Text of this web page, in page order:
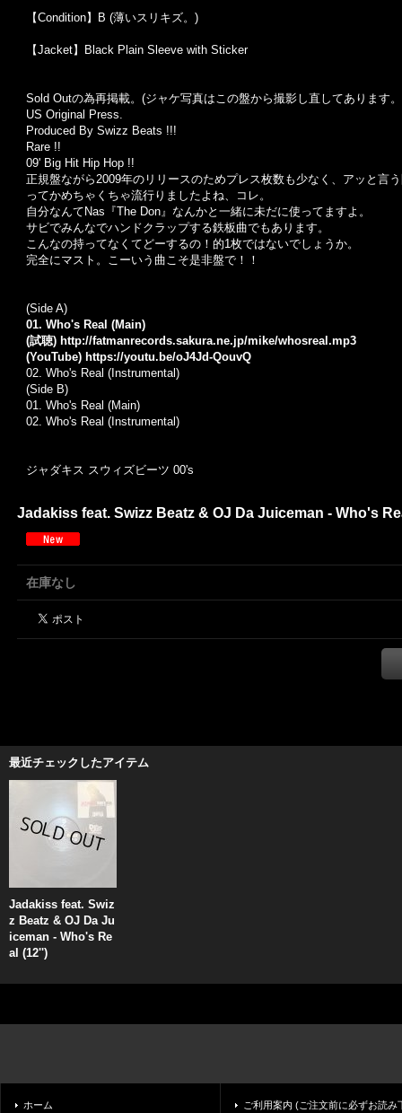
【Condition】B (薄いスリキズ。)
【Jacket】Black Plain Sleeve with Sticker
Sold Outの為再掲載。(ジャケ写真はこの盤から撮影し直してあります
US Original Press.
Produced By Swizz Beats !!!
Rare !!
09' Big Hit Hip Hop !!
正規盤ながら2009年のリリースのためプレス枚数も少なく、アッと言
ってかめちゃくちゃ流行りましたよね、コレ。
自分なんてNas『The Don』なんかと一緒に未だに使ってますよ。
サビでみんなでハンドクラップする鉄板曲でもあります。
こんなの持ってなくてどーするの！的1枚ではないでしょうか。
完全にマスト。こーいう曲こそ是非盤で！！
(Side A)
01. Who's Real (Main)
(試聴) http://fatmanrecords.sakura.ne.jp/mike/whosreal.mp3
(YouTube) https://youtu.be/oJ4Jd-QouvQ
02. Who's Real (Instrumental)
(Side B)
01. Who's Real (Main)
02. Who's Real (Instrumental)
ジャダキス スウィズビーツ 00's
Jadakiss feat. Swizz Beatz & OJ Da Juiceman - Who's
在庫なし
最近チェックしたアイテム
Jadakiss feat. Swiz
z Beatz & OJ Da Ju
iceman - Who's Re
al (12'')
ホーム ご利用案内 (ご注文前に必ずお読み